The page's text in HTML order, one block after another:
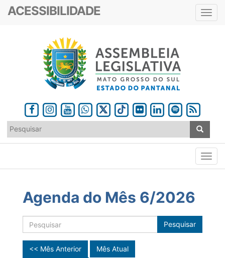
ACESSIBILIDADE
Agenda do Mês 6/2026
Pesquisar
<< Mês Anterior
Mês Atual